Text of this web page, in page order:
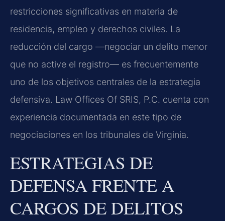
restricciones significativas en materia de
residencia, empleo y derechos civiles. La
reducción del cargo —negociar un delito menor
que no active el registro— es frecuentemente
uno de los objetivos centrales de la estrategia
defensiva. Law Offices Of SRIS, P.C. cuenta con
experiencia documentada en este tipo de
negociaciones en los tribunales de Virginia.
ESTRATEGIAS DE
DEFENSA FRENTE A
CARGOS DE DELITOS